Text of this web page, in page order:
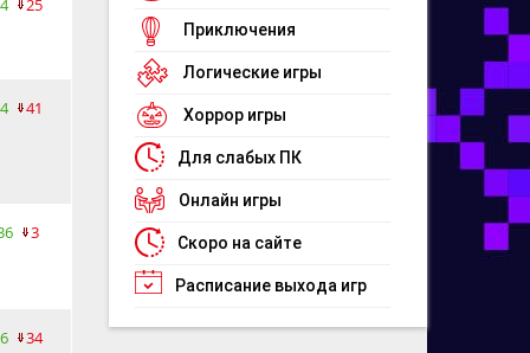
25
41
3
34
Приключения
Логические игры
Хоррор игры
Для слабых ПК
Онлайн игры
Скоро на сайте
Расписание выхода игр